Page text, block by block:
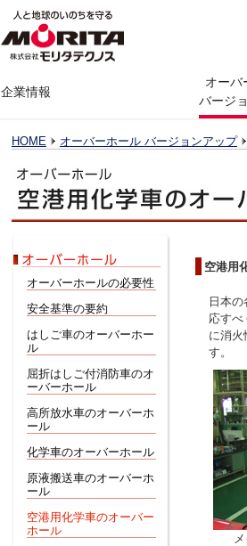
企業情報
オーバ
バージ
HOME オーバーホール バージョンアップ
オーバーホールの必要性
安全基準の要約
はしご車のオーバーホー
ル
屈折はしご付消防車のオ
ーバーホール
高所放水車のオーバーホ
ール
化学車のオーバーホール
原液搬送車のオーバーホ
ール
空港用化学車のオーバー
ホール
空港用
日本
応すべ
に消火
す。